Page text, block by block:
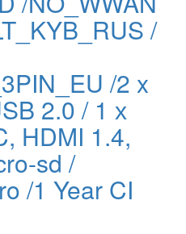
/
/2 x
2.0 / 1 х
HDMI 1.4,
sd /
/1 Year CI